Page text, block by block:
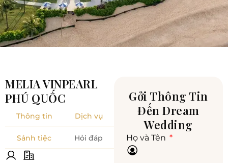
MELIA VINPEARL
PHÚ QUỐC
Thông tin Dịch vụ
Sảnh tiệc Hỏi đáp
Gởi Thông Tin
Đến Dream
Wedding
Họ và Tên